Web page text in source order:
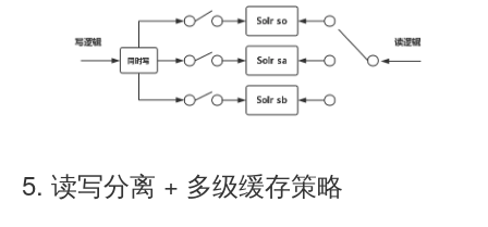
5. 读写分离 + 多级缓存策略